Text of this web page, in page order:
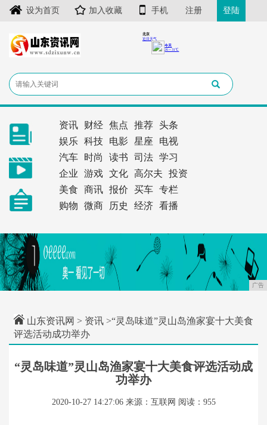
设为首页 加入收藏 手机 注册 登陆
资讯 财经 焦点 推荐
头条
娱乐
科技 电影 星座
电视
汽车
时尚 读书 司法
学习
企业
游戏 文化 高尔夫
投资
美食
商讯 报价 买车
专栏
购物
微商 历史 经济 看播
广告
山东资讯网 > 资讯 >“灵岛味道”灵山岛渔家宴十大美食
评选活动成功举办
“灵岛味道”灵山岛渔家宴十大美食评选活动成
功举办
2020-10-27 14:27:06 来源：互联网 阅读：955